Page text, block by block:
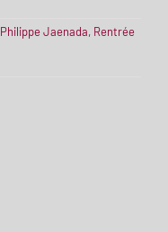
Philippe Jaenada, Rentrée